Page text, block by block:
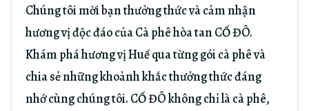
Chúng tôi mời bạn thưởng thức và cảm nhận
hương vị độc đáo của Cà phê hòa tan CỐ ĐÔ.
Khám phá hương vị Huế qua từng gói cà phê và
chia sẻ những khoảnh khắc thưởng thức đáng
nhớ cùng chúng tôi. CỐ ĐÔ không chỉ là cà phê,